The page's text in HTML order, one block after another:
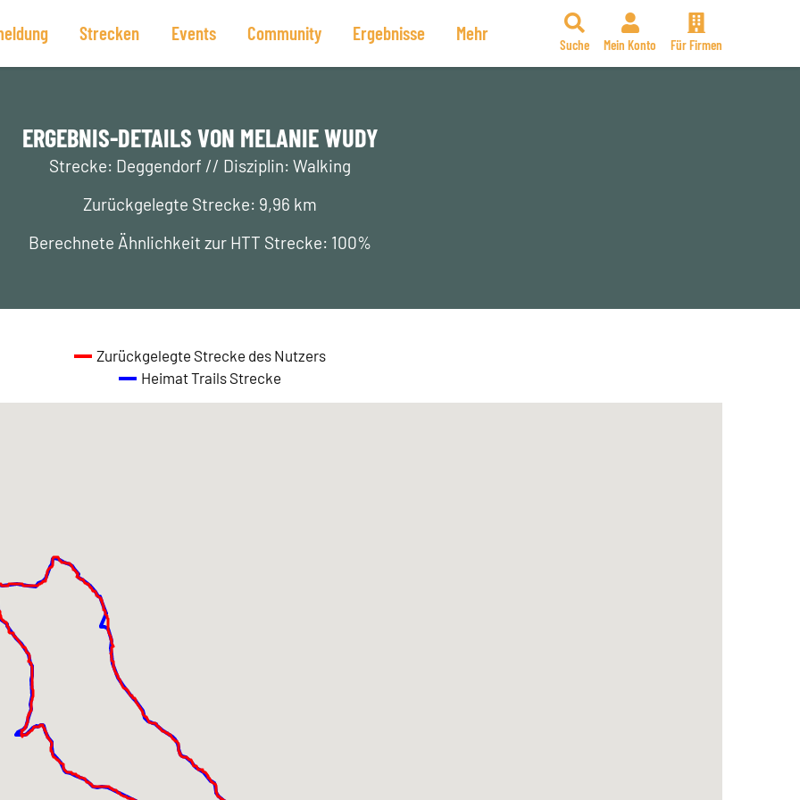
Strecken Events Community Ergebnisse Mehr
Suche Mein Konto Für Firmen
ERGEBNIS-DETAILS VON MELANIE WUDY
Strecke: Deggendorf // Disziplin: Walking
Zurückgelegte Strecke: 9,96 km
Berechnete Ähnlichkeit zur HTT Strecke: 100%
Zurückgelegte Strecke des Nutzers
Heimat Trails Strecke